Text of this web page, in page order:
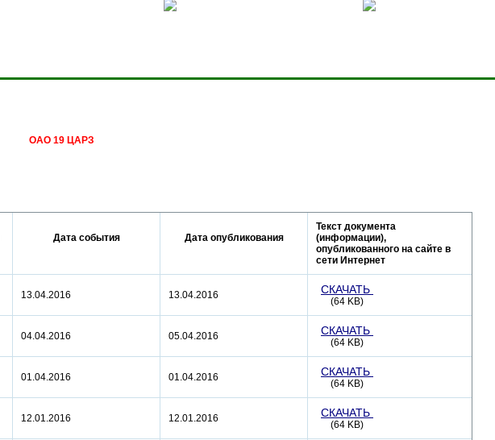
ОАО 19 ЦАРЗ
Дата события Дата опубликования
Текст документа
(информации),
опубликованного на сайте в
сети Интернет
13.04.2016 13.04.2016 СКАЧАТЬ
(64 KB)
04.04.2016 05.04.2016 СКАЧАТЬ
(64 KB)
01.04.2016 01.04.2016 СКАЧАТЬ
(64 KB)
12.01.2016 12.01.2016 СКАЧАТЬ
(64 KB)